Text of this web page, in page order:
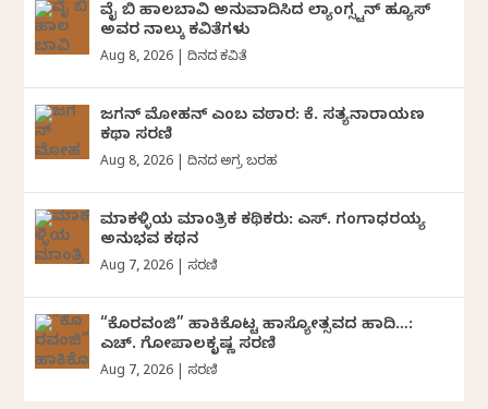
ವೈ ಬಿ ಹಾಲಬಾವಿ ಅನುವಾದಿಸಿದ ಲ್ಯಾಂಗ್ಸ್ಟನ್ ಹ್ಯೂಸ್
ಅವರ ನಾಲ್ಕು ಕವಿತೆಗಳು
Aug 8, 2026 |ದಿನದ ಕವಿತೆ
ಜಗನ್‌ ಮೋಹನ್‌ ಎಂಬ ವಠಾರ: ಕೆ. ಸತ್ಯನಾರಾಯಣ
ಕಥಾ ಸರಣಿ
Aug 8, 2026 |ದಿನದ ಅಗ್ರ ಬರಹ
ಮಾಕಳ್ಳಿಯ ಮಾಂತ್ರಿಕ ಕಥಿಕರು: ಎಸ್. ಗಂಗಾಧರಯ್ಯ
ಅನುಭವ ಕಥನ
Aug 7, 2026 ಸರಣಿ
“ಕೊರವಂಜಿ” ಹಾಕಿಕೊಟ್ಟ ಹಾಸ್ಯೋತ್ಸವದ ಹಾದಿ…:
ಎಚ್. ಗೋಪಾಲಕೃಷ್ಣ ಸರಣಿ
Aug 7, 2026 ಸರಣಿ